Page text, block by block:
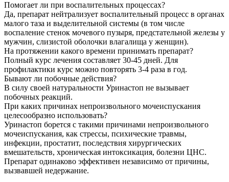
Помогает ли при воспалительных процессах?
Да, препарат нейтрализует воспалительный процесс в органах
малого таза и выделительной системы (в том числе
воспаление стенок мочевого пузыря, предстательной железы у
мужчин, слизистой оболочки влагалища у женщин).
На протяжении какого времени принимать препарат?
Полный курс лечения составляет 30-45 дней. Для
профилактики курс можно повторять 3-4 раза в год.
Бывают ли побочные действия?
В силу своей натуральности Уринастоп не вызывает
побочных реакций.
При каких причинах непроизвольного мочеиспускания
целесообразно использовать?
Уринастоп борется с такими причинами непроизвольного
мочеиспускания, как стрессы, психические травмы,
инфекции, простатит, последствия хирургических
вмешательств, хроническая интоксикация, болезни ЦНС.
Препарат одинаково эффективен независимо от причины,
вызвавшей недержание.